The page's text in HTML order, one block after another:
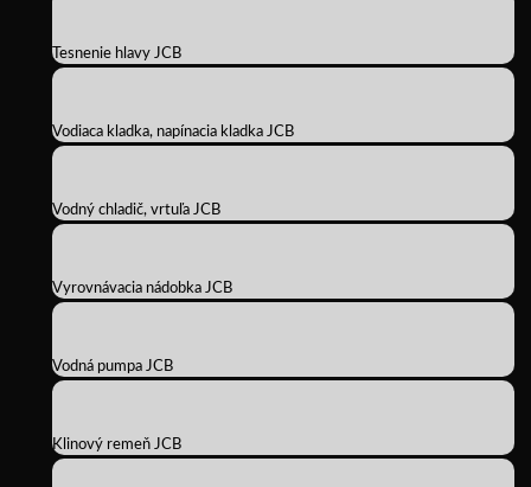
Tesnenie hlavy JCB
Vodiaca kladka, napínacia kladka JCB
Vodný chladič, vrtuľa JCB
Vyrovnávacia nádobka JCB
Vodná pumpa JCB
Klinový remeň JCB